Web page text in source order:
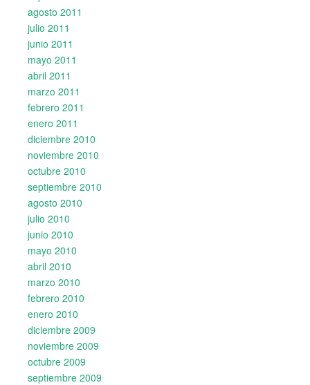
agosto 2011
julio 2011
junio 2011
mayo 2011
abril 2011
marzo 2011
febrero 2011
enero 2011
diciembre 2010
noviembre 2010
octubre 2010
septiembre 2010
agosto 2010
julio 2010
junio 2010
mayo 2010
abril 2010
marzo 2010
febrero 2010
enero 2010
diciembre 2009
noviembre 2009
octubre 2009
septiembre 2009